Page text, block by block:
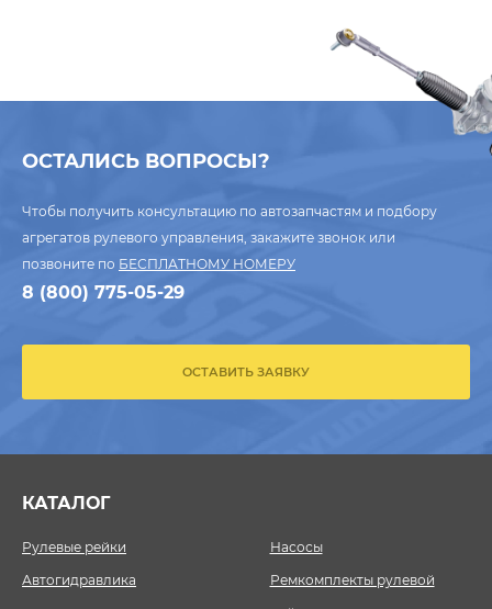
ОСТАЛИСЬ ВОПРОСЫ?
Чтобы получить консультацию по автозапчастям и подбору
агрегатов рулевого управления, закажите звонок или
позвоните по БЕСПЛАТНОМУ НОМЕРУ
8 (800) 775-05-29
ОСТАВИТЬ ЗАЯВКУ
КАТАЛОГ
Рулевые рейки
Насосы
Автогидравлика
Ремкомплекты рулевой